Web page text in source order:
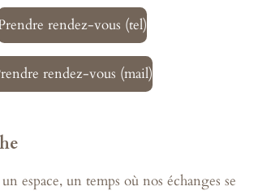
rendez-vous (tel)
rendez-vous (mail)
espace, un temps où nos échanges se